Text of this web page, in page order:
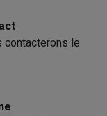
contacterons le